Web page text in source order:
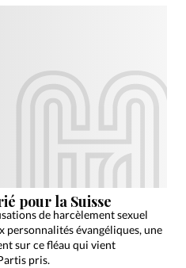
pour la Suisse
de harcèlement sexuel
personnalités évangéliques, une
sur ce fléau qui vient
pris.